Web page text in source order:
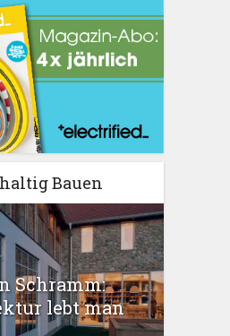
Bauen
Schramm:
lebt man